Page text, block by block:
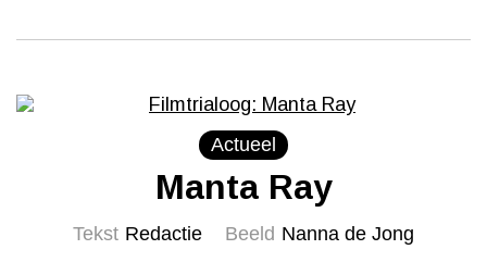
Actueel
Manta Ray
Tekst Redactie Beeld Nanna de Jong